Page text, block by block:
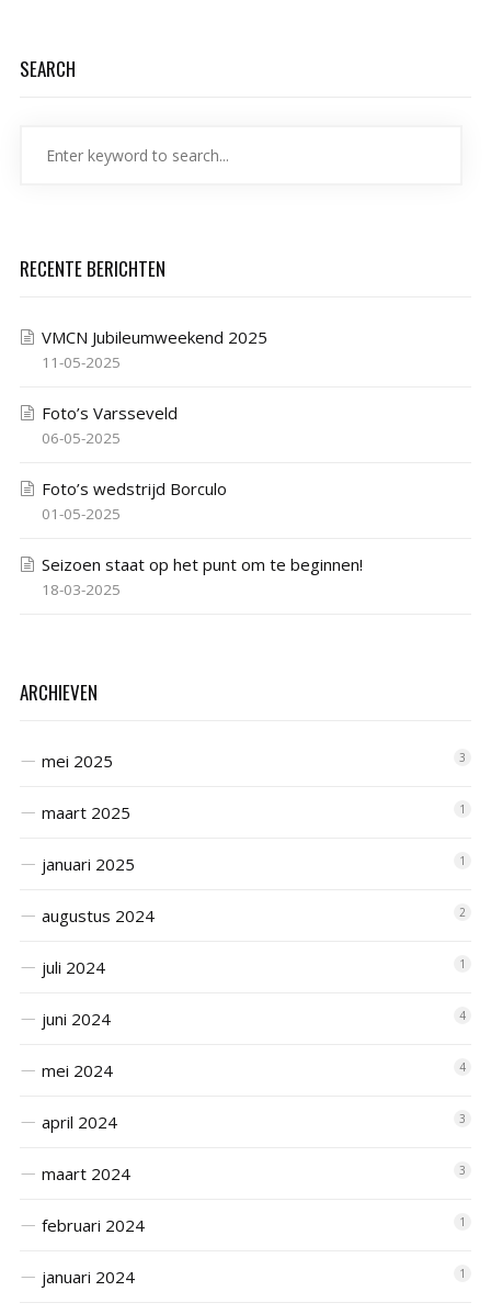
SEARCH
RECENTE BERICHTEN
VMCN Jubileumweekend 2025
11-05-2025
Foto’s Varsseveld
06-05-2025
Foto’s wedstrijd Borculo
01-05-2025
Seizoen staat op het punt om te beginnen!
18-03-2025
ARCHIEVEN
mei 2025 3
maart 2025 1
januari 2025 1
augustus 2024 2
juli 2024 1
juni 2024 4
mei 2024 4
april 2024 3
maart 2024 3
februari 2024 1
januari 2024 1